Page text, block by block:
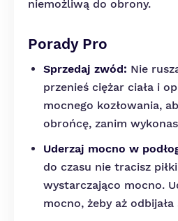
niemożliwą do obrony.
Porady Pro
Sprzedaj zwód: Nie
przenieś ciężar ciała i
mocnego kozłowania,
obrońcę, zanim
Uderzaj mocno w
do czasu nie tracisz
wystarczająco mocno.
mocno, żeby aż odbijała